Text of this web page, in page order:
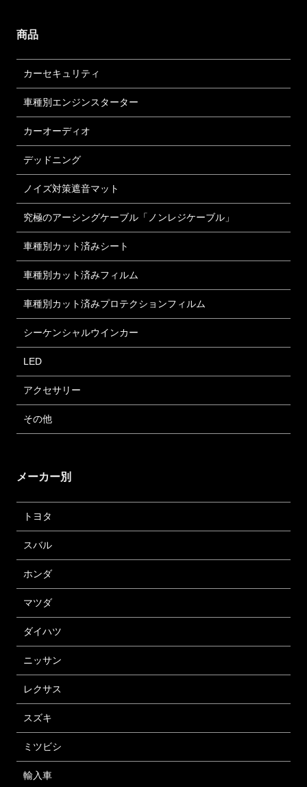
商品
カーセキュリティ
車種別エンジンスターター
カーオーディオ
デッドニング
ノイズ対策遮音マット
究極のアーシングケーブル「ノンレジケーブル」
車種別カット済みシート
車種別カット済みフィルム
車種別カット済みプロテクションフィルム
シーケンシャルウインカー
LED
アクセサリー
その他
メーカー別
トヨタ
スバル
ホンダ
マツダ
ダイハツ
ニッサン
レクサス
スズキ
ミツビシ
輸入車